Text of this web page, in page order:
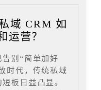
域 CRM 如
运营？
别“简单加好
时代，传统私域
板日益凸显。